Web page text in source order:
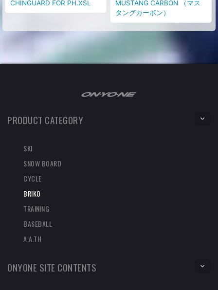
CHINGUARD FOR PH.XSL
MUSTANG CARBON （マス
タングカーボン）
PRODUCT CATEGORY
SKI
SNOW BOARD
CYCLE
BRIKO
TRAINING
BASEBALL
A.A.TH
ONYONE SITE CONTENTS